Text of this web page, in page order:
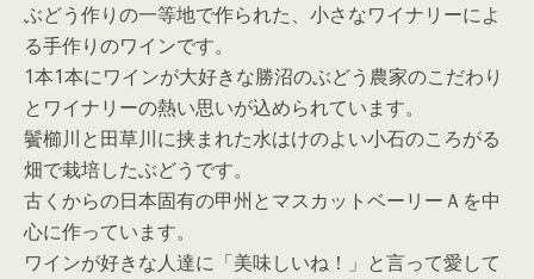
ぶどう作りの一等地で作られた、小さなワイナリーによ
る手作りのワインです。
1本1本にワインが大好きな勝沼のぶどう農家のこだわり
とワイナリーの熱い思いが込められています。
鬢櫛川と田草川に挟まれた水はけのよい小石のころがる
畑で栽培したぶどうです。
古くからの日本固有の甲州とマスカットベーリーＡを中
心に作っています。
ワインが好きな人達に「美味しいね！」と言って愛して